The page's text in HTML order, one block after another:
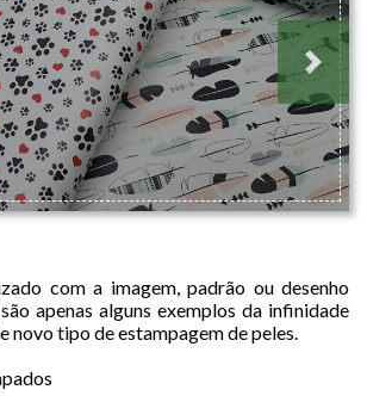
Next
com a imagem, padrão ou desenho
apenas alguns exemplos da infinidade
novo tipo de estampagem de peles.